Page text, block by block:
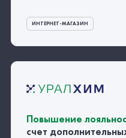
ИНТЕРНЕТ-МАГАЗИН
Повышение
счет